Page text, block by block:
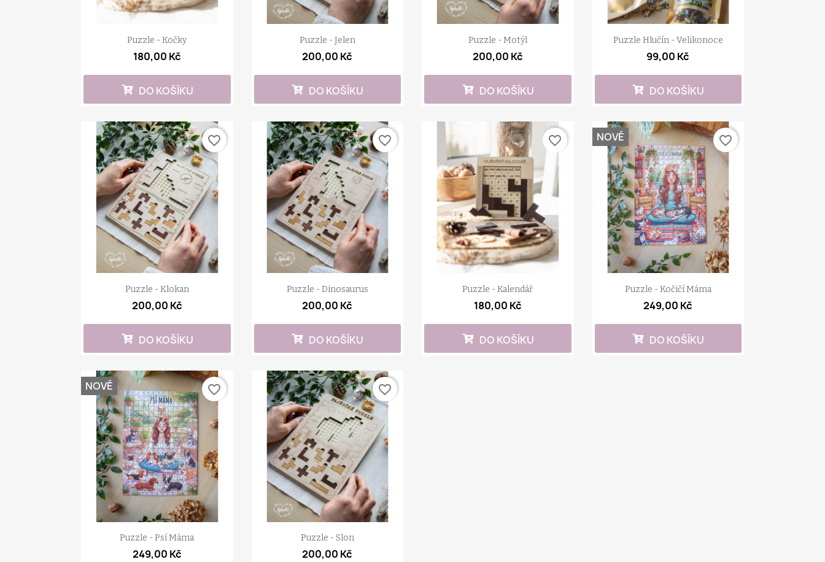
Puzzle - Kočky
180,00 Kč
DO KOŠÍKU
Puzzle - Jelen
200,00 Kč
DO KOŠÍKU
Puzzle - Motýl
200,00 Kč
DO KOŠÍKU
Puzzle Hlučín - Velikonoce
99,00 Kč
DO KOŠÍKU
Puzzle - Klokan
200,00 Kč
DO KOŠÍKU
favorite_border
Puzzle - Dinosaurus
200,00 Kč
DO KOŠÍKU
favorite_border
Puzzle - Kalendář
180,00 Kč
DO KOŠÍKU
favorite_border
Puzzle - Kočičí Máma
249,00 Kč
NOVÉ
DO KOŠÍKU
favorite_border
Puzzle - Psí Máma
249,00 Kč
NOVÉ favorite_border
Puzzle - Slon
200,00 Kč
favorite_border